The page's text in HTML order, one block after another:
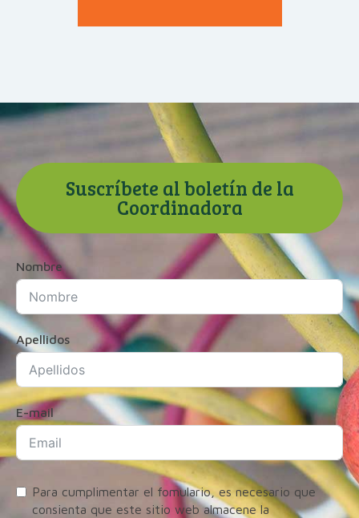
Suscríbete al boletín de la
Coordinadora
Nombre
Apellidos
E-mail
Para cumplimentar el fomulario, es necesario que
consienta que este sitio web almacene la